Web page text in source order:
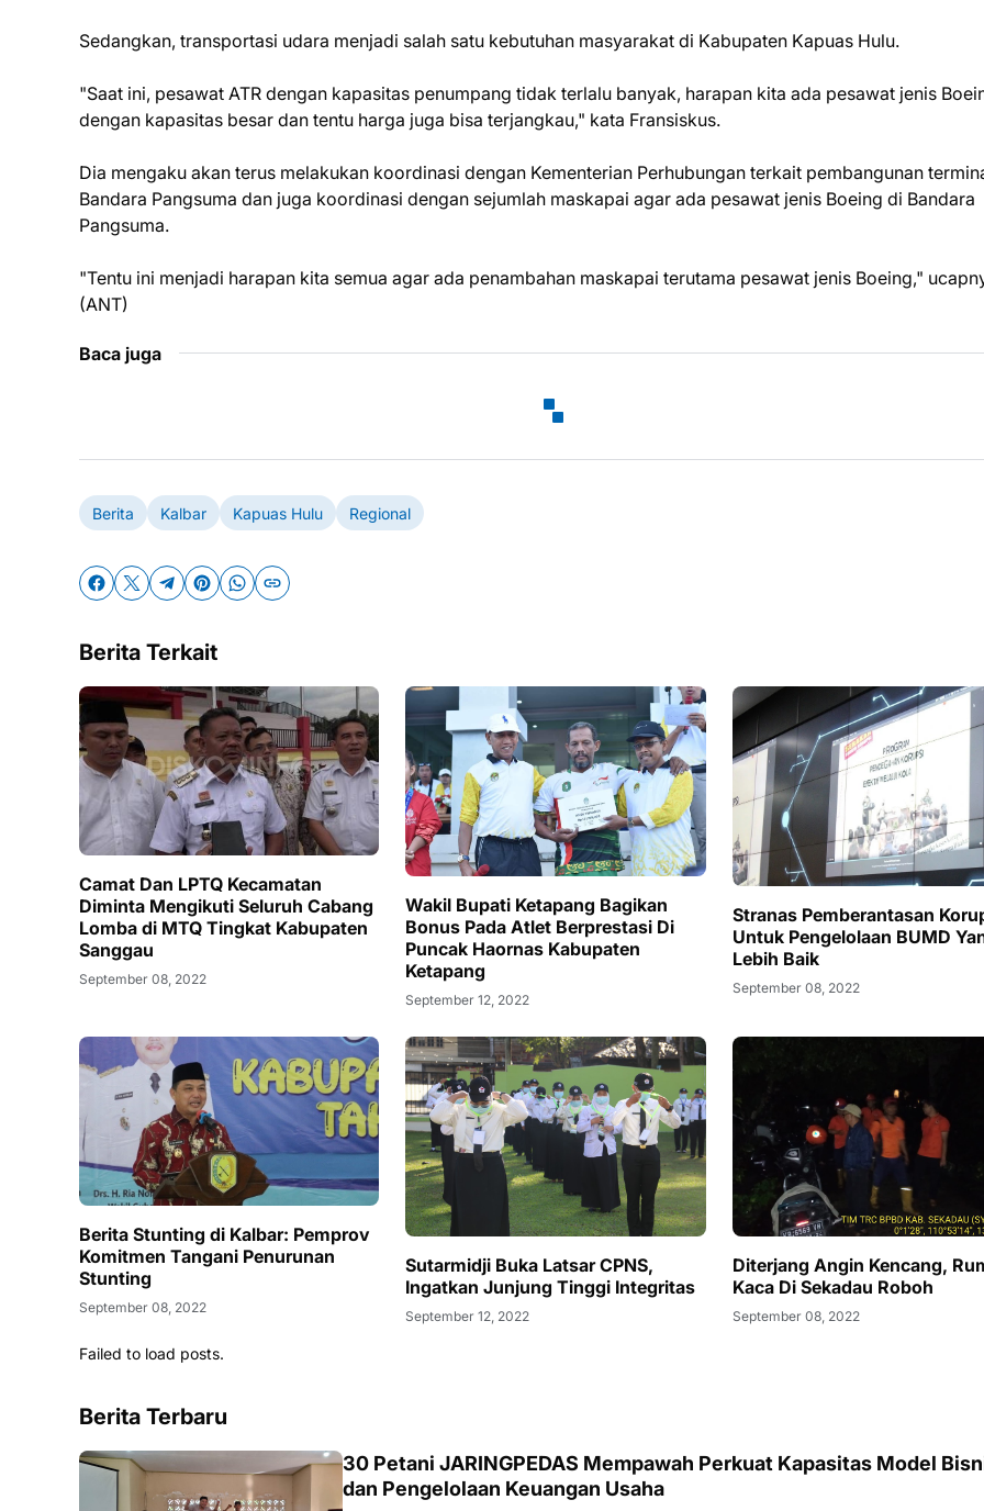
Sedangkan, transportasi udara menjadi salah satu kebutuhan masyarakat di Kabupaten Kapuas Hulu.
"Saat ini, pesawat ATR dengan kapasitas penumpang tidak terlalu banyak, harapan kita ada pesawat jenis
dengan kapasitas besar dan tentu harga juga bisa terjangkau," kata Fransiskus.
Dia mengaku akan terus melakukan koordinasi dengan Kementerian Perhubungan terkait pembangunan
Bandara Pangsuma dan juga koordinasi dengan sejumlah maskapai agar ada pesawat jenis Boeing di Bandara
Pangsuma.
"Tentu ini menjadi harapan kita semua agar ada penambahan maskapai terutama pesawat jenis Boeing,"
(ANT)
Baca juga
Berita Kalbar Kapuas Hulu Regional
Berita Terkait
Camat Dan LPTQ Kecamatan
Diminta Mengikuti Seluruh Cabang
Lomba di MTQ Tingkat Kabupaten
Sanggau
September 08, 2022
Wakil Bupati Ketapang Bagikan
Bonus Pada Atlet Berprestasi Di
Puncak Haornas Kabupaten
Ketapang
September 12, 2022
Stranas Pemberantasan
Untuk Pengelolaan BUMD
Lebih Baik
September 08, 2022
Berita Stunting di Kalbar: Pemprov
Komitmen Tangani Penurunan
Stunting
September 08, 2022
Sutarmidji Buka Latsar CPNS,
Ingatkan Junjung Tinggi Integritas
September 12, 2022
Diterjang Angin Kencang,
Kaca Di Sekadau Roboh
September 08, 2022
Failed to load posts.
Berita Terbaru
BISNIS
30 Petani JARINGPEDAS Mempawah Perkuat Kapasitas Model
dan Pengelolaan Keuangan Usaha